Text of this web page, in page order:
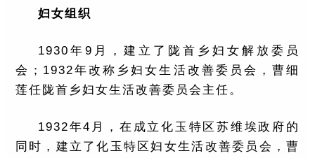
妇女组织
1930年9月，建立了陇首乡妇女解放委员
会；1932年改称乡妇女生活改善委员会，曹细
莲任陇首乡妇女生活改善委员会主任。
1932年4月，在成立化玉特区苏维埃政府的
同时，建立了化玉特区妇女生活改善委员会，曹